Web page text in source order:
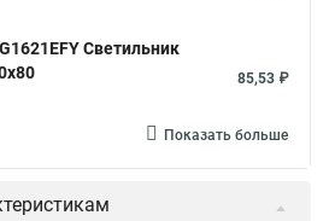
Светильник
85,53 ₽
Показать больше